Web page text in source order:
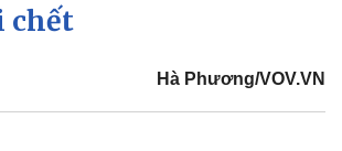
Quân sự - Quốc phòng
Vũ khí
chết
Hà Phương/VOV.VN